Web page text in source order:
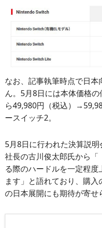
なお、記事執筆時点で日
ん。5月8日には本体価格
ら49,980円（税込）
ースイッチ2。
5月8日に行われた決算説
社長の古川俊太郎氏から
る際のハードルを一定程
ます」と語れており、購
の日本展開にも期待が寄せ